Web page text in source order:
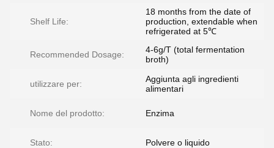
Shelf Life:
18 months from the date of
production, extendable when
refrigerated at 5℃
Recommended Dosage:
4-6g/T (total fermentation
broth)
utilizzare per:
Aggiunta agli ingredienti
alimentari
Nome del prodotto: Enzima
Stato: Polvere o liquido